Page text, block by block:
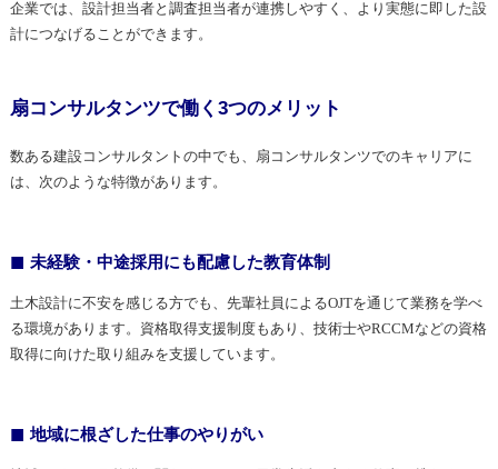
企業では、設計担当者と調査担当者が連携しやすく、より実態に即した設
計につなげることができます。
扇コンサルタンツで働く3つのメリット
数ある建設コンサルタントの中でも、扇コンサルタンツでのキャリアに
は、次のような特徴があります。
未経験・中途採用にも配慮した教育体制
土木設計に不安を感じる方でも、先輩社員によるOJTを通じて業務を学べ
る環境があります。資格取得支援制度もあり、技術士やRCCMなどの資格
取得に向けた取り組みを支援しています。
地域に根ざした仕事のやりがい